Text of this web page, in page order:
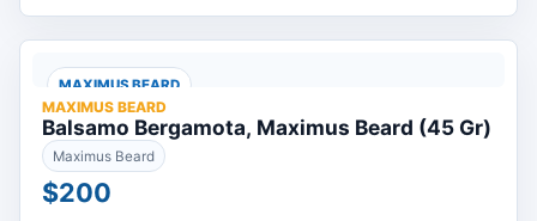
MAXIMUS BEARD
MAXIMUS BEARD
Balsamo Bergamota, Maximus Beard (45 Gr)
Maximus Beard
$200